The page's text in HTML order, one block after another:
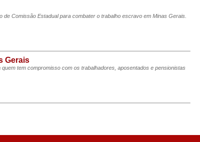
de Comissão Estadual para combater o trabalho escravo em Minas Gerais.
Gerais
tem compromisso com os trabalhadores, aposentados e pensionistas